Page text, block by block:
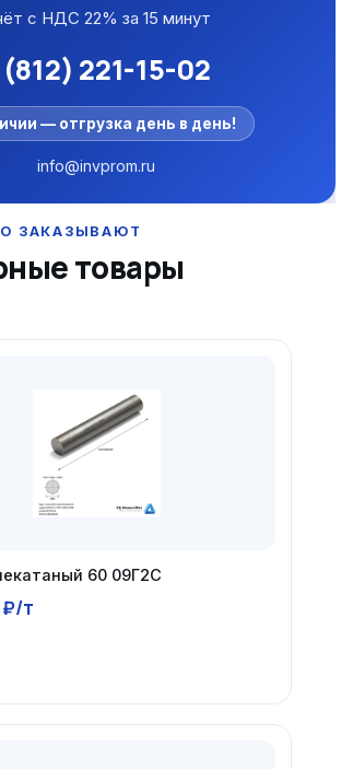
с НДС 22% за 15 минут
221-15-02
— отгрузка день в день!
info@invprom.ru
товары
60 09Г2С
₽/т